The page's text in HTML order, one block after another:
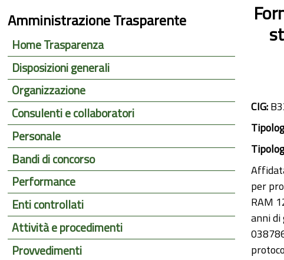
CIG:
per
RAM
anni di
Amministrazione Trasparente
Home Trasparenza
Disposizioni generali
Organizzazione
Consulenti e collaboratori
Personale
Bandi di concorso
Performance
Enti controllati
Attività e procedimenti
Provvedimenti